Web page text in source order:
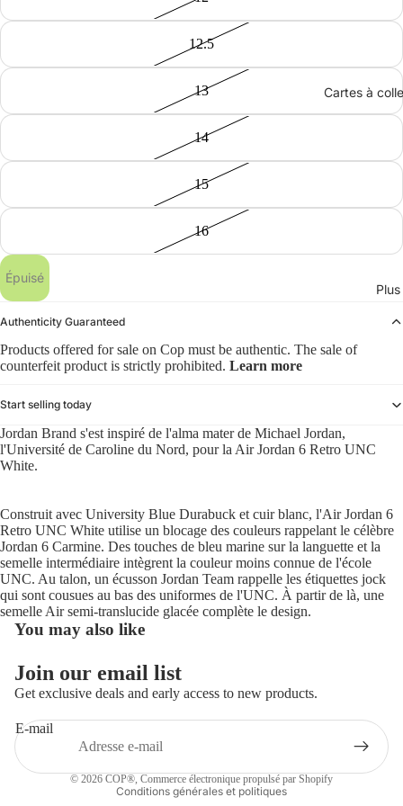
Cartes à
Plus
12.5
13
14
15
16
Épuisé
Authenticity Guaranteed
Products offered for sale on Cop must be authentic. The sale of
counterfeit product is strictly prohibited. Learn more
Start selling today
Jordan Brand s'est inspiré de l'alma mater de Michael Jordan,
l'Université de Caroline du Nord, pour la Air Jordan 6 Retro UNC
White.
Construit avec University Blue Durabuck et cuir blanc, l'Air Jordan 6
Retro UNC White utilise un blocage des couleurs rappelant le célèbre
Jordan 6 Carmine. Des touches de bleu marine sur la languette et la
semelle intermédiaire intègrent la couleur moins connue de l'école
UNC. Au talon, un écusson Jordan Team rappelle les étiquettes jock
qui sont cousues au bas des uniformes de l'UNC. À partir de là, une
semelle Air semi-translucide glacée complète le design.
You may also like
Join our email list
Get exclusive deals and early access to new products.
E-mail
© 2026 COP®, Commerce électronique propulsé par Shopify
Conditions générales et politiques
Politique de confidentialité
Politique d’expédition